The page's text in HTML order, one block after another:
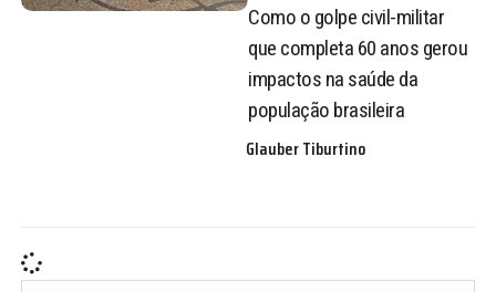
Como o golpe civil-militar
que completa 60 anos gerou
impactos na saúde da
população brasileira
Glauber Tiburtino